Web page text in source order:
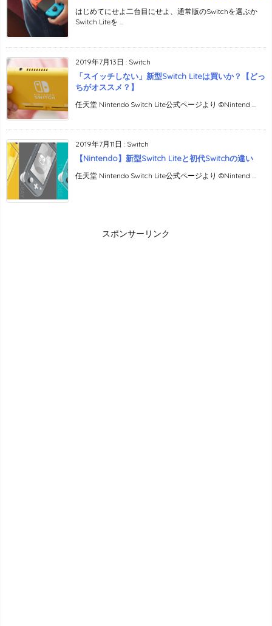
はじめてにせよ二台目にせよ、通常版のSwitchを選ぶか
Switch Liteを ...
2019年7月13日 : Switch
「スイッチしない」新型Switch Liteは買いか？【どっ
ちがオススメ？】
任天堂 Nintendo Switch Lite公式ページより ©Nintend ...
2019年7月11日 : Switch
【Nintendo】新型Switch Liteと初代Switchの違い
任天堂 Nintendo Switch Lite公式ページより ©Nintend ...
スポンサーリンク